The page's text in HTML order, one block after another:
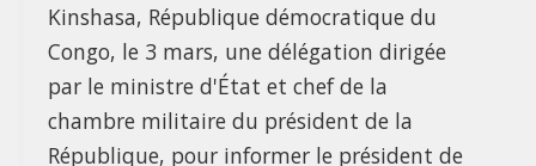
Kinshasa, République démocratique du
Congo, le 3 mars, une délégation dirigée
par le ministre d'État et chef de la
chambre militaire du président de la
République, pour informer le président de